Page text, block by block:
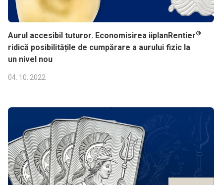
Aurul accesibil tuturor. Economisirea iiplanRentier®
ridică posibilitățile de cumpărare a aurului fizic la
un nivel nou
04. 10. 2022